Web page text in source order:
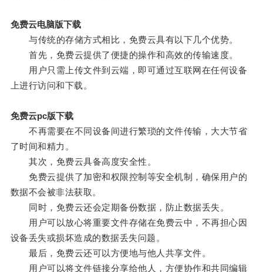
免费云电脑版下载
与传统的存储方式相比，免费云具有以下几个优势。
首先，免费云提供了便捷的操作和高效的传输速度。
用户只需上传文件到云端，即可通过互联网在任何设备
上进行访问和下载。
免费云pc版下载
不再需要在不同设备间进行繁琐的文件传输，大大节省
了时间和精力。
其次，免费云具备高度安全性。
免费云提供了加密和权限控制等安全机制，确保用户的
数据不会被非法获取。
同时，免费云还会定期备份数据，防止数据丢失。
用户可以放心将重要文件存储在免费云中，不再担心因
设备丢失或损坏造成的数据丢失问题。
最后，免费云还可以方便地与他人共享文件。
用户可以将文件链接分享给他人，方便协作和共同编辑